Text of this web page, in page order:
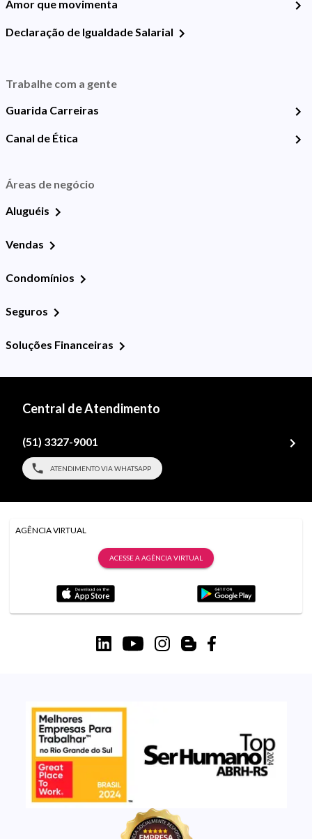
Amor que movimenta
Declaração de Igualdade Salarial
Trabalhe com a gente
Guarida Carreiras
Canal de Ética
Áreas de negócio
Aluguéis
Vendas
Condomínios
Seguros
Soluções Financeiras
Central de Atendimento
(51) 3327-9001
ATENDIMENTO VIA WHATSAPP
AGÊNCIA VIRTUAL
ACESSE A AGÊNCIA VIRTUAL